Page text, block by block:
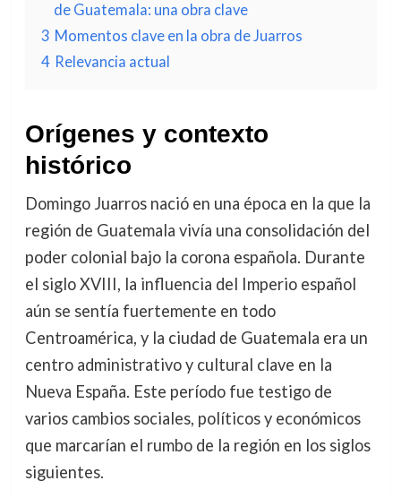
de Guatemala: una obra clave
3 Momentos clave en la obra de Juarros
4 Relevancia actual
Orígenes y contexto
histórico
Domingo Juarros nació en una época en la que la
región de Guatemala vivía una consolidación del
poder colonial bajo la corona española. Durante
el siglo XVIII, la influencia del Imperio español
aún se sentía fuertemente en todo
Centroamérica, y la ciudad de Guatemala era un
centro administrativo y cultural clave en la
Nueva España. Este período fue testigo de
varios cambios sociales, políticos y económicos
que marcarían el rumbo de la región en los siglos
siguientes.